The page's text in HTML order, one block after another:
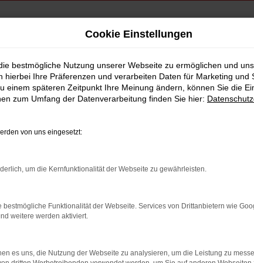
München
Cookie Einstellungen
bestmögliche Nutzung unserer Webseite zu ermöglichen und
hierbei Ihre Präferenzen und verarbeiten Daten für Marketing und
einem späteren Zeitpunkt Ihre Meinung ändern, können Sie die
zum Umfang der Datenverarbeitung finden Sie hier:
von uns eingesetzt:
um die Kernfunktionalität der Webseite zu gewährleisten.
bestmögliche Funktionalität der Webseite. Services von Drittanbietern wie
weitere werden aktiviert.
es uns, die Nutzung der Webseite zu analysieren, um die Leistung zu